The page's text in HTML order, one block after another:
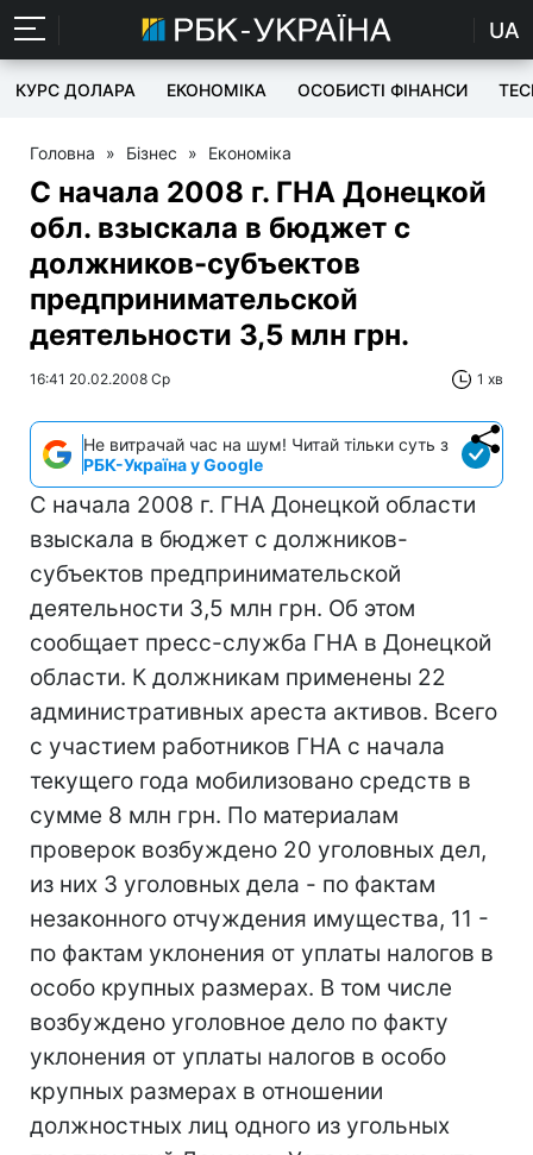
UA
КУРС ДОЛАРА ЕКОНОМІКА ОСОБИСТІ ФІНАНСИ
Головна » Бізнес » Економіка
С начала 2008 г. ГНА Донецкой
обл. взыскала в бюджет с
должников-субъектов
предпринимательской
деятельности 3,5 млн грн.
16:41 20.02.2008 Ср 1 хв
Не витрачай час на шум! Читай тільки суть з
РБК-Україна у Google
С начала 2008 г. ГНА Донецкой области
взыскала в бюджет с должников-
субъектов предпринимательской
деятельности 3,5 млн грн. Об этом
сообщает пресс-служба ГНА в Донецкой
области. К должникам применены 22
административных ареста активов. Всего
с участием работников ГНА с начала
текущего года мобилизовано средств в
сумме 8 млн грн. По материалам
проверок возбуждено 20 уголовных дел,
из них 3 уголовных дела - по фактам
незаконного отчуждения имущества, 11 -
по фактам уклонения от уплаты налогов в
особо крупных размерах. В том числе
возбуждено уголовное дело по факту
уклонения от уплаты налогов в особо
крупных размерах в отношении
должностных лиц одного из угольных